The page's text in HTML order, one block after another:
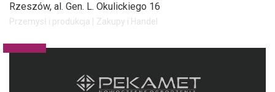
Rzeszów, al. Gen. L. Okulickiego 16
Przemysł i produkcja Zakupy i Handel